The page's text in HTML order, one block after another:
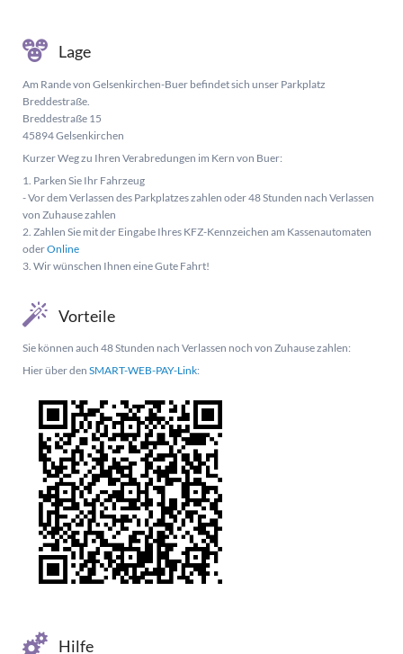
Lage
Am Rande von Gelsenkirchen-Buer befindet sich unser Parkplatz
Breddestraße.
Breddestraße 15
45894 Gelsenkirchen
Kurzer Weg zu Ihren Verabredungen im Kern von Buer:
1. Parken Sie Ihr Fahrzeug
- Vor dem Verlassen des Parkplatzes zahlen oder 48 Stunden nach Verlassen
von Zuhause zahlen
2. Zahlen Sie mit der Eingabe Ihres KFZ-Kennzeichen am Kassenautomaten
oderOnline
3. Wir wünschen Ihnen eine Gute Fahrt!
Vorteile
Sie können auch 48 Stunden nach Verlassen noch von Zuhause zahlen:
Hier über den SMART-WEB-PAY-Link:
Hilfe